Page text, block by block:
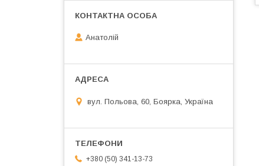
Анатолій
вул. Польова, 60, Боярка, Україна
+380 (50) 341-13-73